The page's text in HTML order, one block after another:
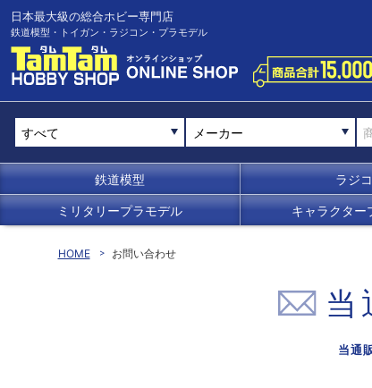
日本最大級の総合ホビー専門店
鉄道模型・トイガン・ラジコン・プラモデル
メーカー
鉄道模型 ラジ
ミリタリープラモデル キャラクター
HOME お問い合わせ
当
当通